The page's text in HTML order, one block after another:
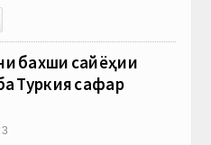
бахши сайёҳии
Туркия сафар